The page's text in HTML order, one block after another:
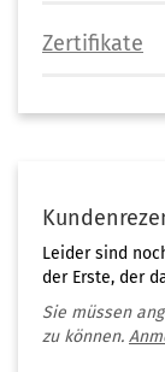
Zertifikate
Leider sind
der Erste, der
Sie müssen
zu können.